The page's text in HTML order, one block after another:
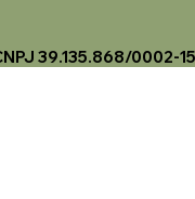
39.135.868/0002-